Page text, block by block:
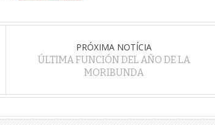
PRÓXIMA NOTÍCIA
ÚLTIMA FUNCIÓN DEL AÑO DE LA
MORIBUNDA